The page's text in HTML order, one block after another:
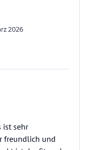
2026
ist sehr
freundlich und